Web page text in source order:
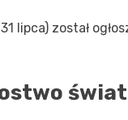
lipca) został